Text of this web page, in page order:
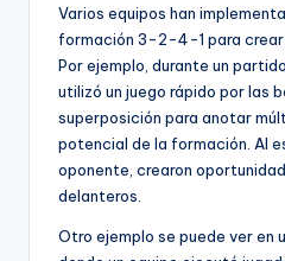
Varios equipos han
formación 3-2-4-1 para crear
Por ejemplo, durante un
utilizó un juego rápido por las
superposición para anotar
potencial de la formación. Al
oponente, crearon
delanteros.
Otro ejemplo se puede ver en